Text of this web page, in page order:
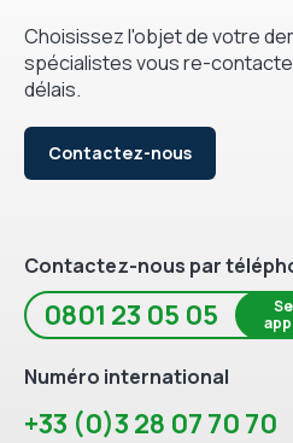
Choisissez l'objet de votre
spécialistes vous re-
délais.
Contactez-nous
Contactez-nous par
0801 23 05 05
Numéro international
+33 (0)3 28 07 70 70